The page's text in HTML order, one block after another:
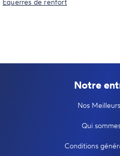
Equerres de renfort
Notre
Nos
Qui
Conditions